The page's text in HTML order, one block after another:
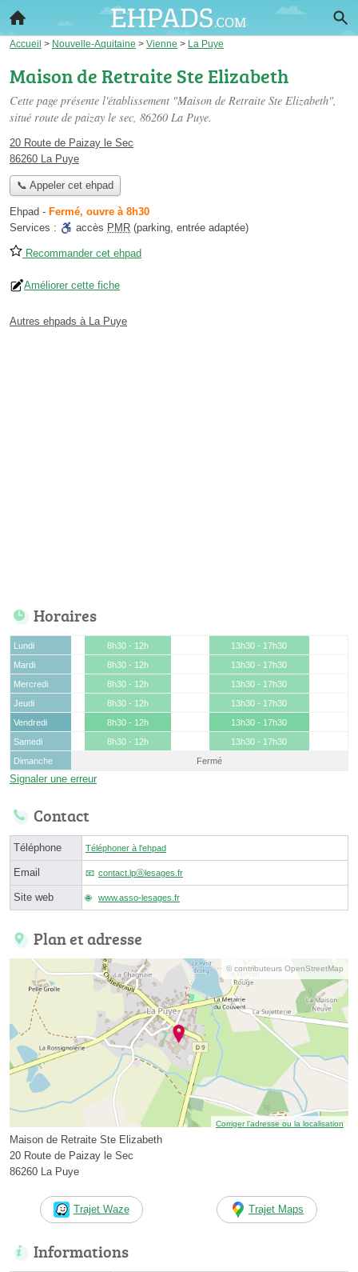
Accueil > Nouvelle-Aquitaine > Vienne > La Puye
Maison de Retraite Ste Elizabeth
Cette page présente l'établissement "Maison de Retraite Ste Elizabeth",
situé route de paizay le sec, 86260 La Puye.
20 Route de Paizay le Sec
86260 La Puye
📞 Appeler cet ehpad
Ehpad - Fermé, ouvre à 8h30
Services :
accès PMR (parking, entrée adaptée)
Recommander cet ehpad
Améliorer cette fiche
Autres ehpads à La Puye
Horaires
Lundi 8h30 - 12h
13h30 - 17h30
Mardi
8h30 - 12h
13h30 - 17h30
Mercredi
8h30 - 12h
13h30 - 17h30
Jeudi
8h30 - 12h
13h30 - 17h30
Vendredi
8h30 - 12h
13h30 - 17h30
Samedi
8h30 - 12h
13h30 - 17h30
Dimanche
Fermé
Signaler une erreur
Contact
Téléphone Téléphoner à l'ehpad
Email contact.lpⓐlesages.fr
Site web www.asso-lesages.fr
Plan et adresse
© contributeurs OpenStreetMap
Corriger l’adresse ou la localisation
Maison de Retraite Ste Elizabeth
20 Route de Paizay le Sec
86260 La Puye
Trajet Waze Trajet Maps
Informations